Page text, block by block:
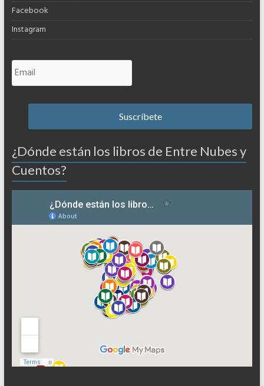
Facebook
Instagram
¿Dónde están los libros de Entre Nubes y
Cuentos?